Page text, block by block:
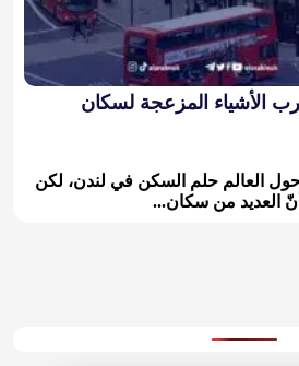
الأشياء المزعجة لسكان
حول العالم حلم السكن في لندن، لكن
العديد من سكان...